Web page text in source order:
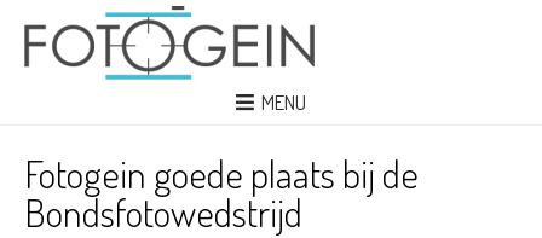
MENU
Fotogein goede plaats bij de
Bondsfotowedstrijd